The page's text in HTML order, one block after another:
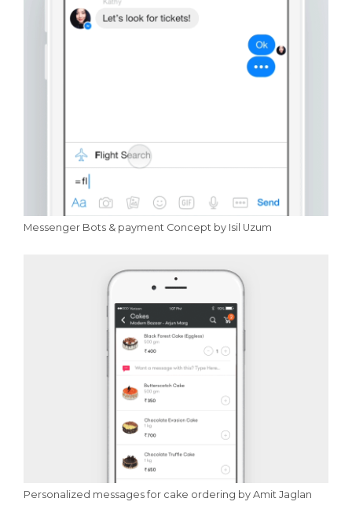
Messenger Bots & payment Concept by Isil Uzum
Personalized messages for cake ordering by Amit Jaglan